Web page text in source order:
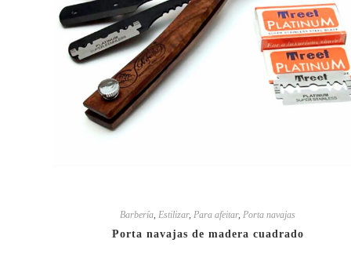
Barbería,Estilizar,Para afeitar,Porta navajas
Porta navajas de madera cuadrado